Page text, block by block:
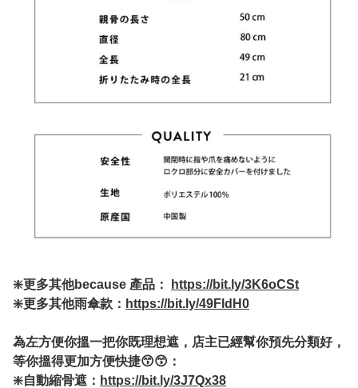
❇️更多其他because 產品：
https://bit.ly/3K6oCSt
❇️更多其他雨傘款： https://bit.ly/49FldH0
為左方便你搵一把你既理想遮，店主已經幫你預先分類好，
等你搵得更加方便快捷😙😙：
❇️自動縮骨遮： https://bit.ly/3J7Qx38